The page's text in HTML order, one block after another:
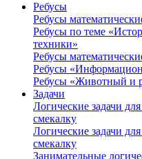
Ребусы
Ребусы
Ребусы по теме
техники»
Ребусы
Ребусы
Ребусы «Животный и
Задачи
Логические задачи
смекалку
Логические задачи
смекалку
Занимательные